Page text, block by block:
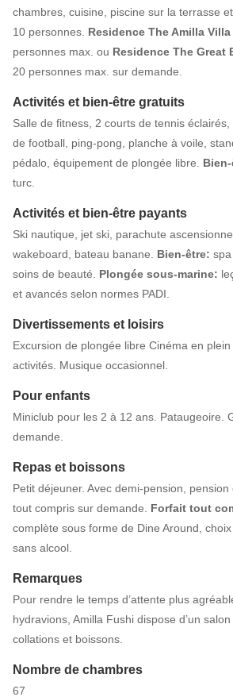
chambres, cuisine, piscine sur la terrasse
10 personnes. Residence The Amilla
personnes max. ou Residence The Great
20 personnes max. sur demande.
Activités et bien-être gratuits
Salle de fitness, 2 courts de tennis
de football, ping-pong, planche à voile,
pédalo, équipement de plongée libre.
turc.
Activités et bien-être payants
Ski nautique, jet ski, parachute
wakeboard, bateau banane. Bien-être:
soins de beauté. Plongée sous-marine:
et avancés selon normes PADI.
Divertissements et loisirs
Excursion de plongée libre Cinéma en
activités. Musique occasionnel.
Pour enfants
Miniclub pour les 2 à 12 ans. Pataugeoire.
demande.
Repas et boissons
Petit déjeuner. Avec demi-pension,
tout compris sur demande. Forfait tout
complète sous forme de Dine Around,
sans alcool.
Remarques
Pour rendre le temps d’attente plus
hydravions, Amilla Fushi dispose d’un
collations et boissons.
Nombre de chambres
67